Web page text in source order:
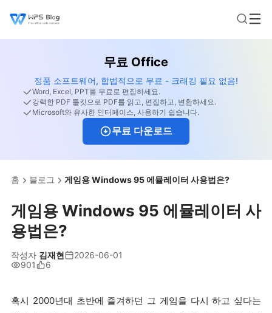
무료 Office
정품 소프트웨어, 합법적으로 무료 - 크래킹 필요 없음!
Word, Excel, PPT를 무료로 편집하세요.
강력한 PDF 툴킷으로 PDF를 읽고, 편집하고, 변환하세요.
Microsoft와 유사한 인터페이스, 사용하기 쉽습니다.
무료 다운로드
홈 블로그 게임용 Windows 95 에뮬레이터 사용법은?
게임용 Windows 95 에뮬레이터 사
용법은?
작성자 김재현
2026-06-01
901
6
혹시 2000년대 초반에 즐겨하던 그 게임을 다시 하고 싶다는